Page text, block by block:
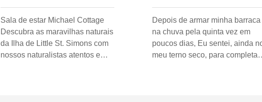
Sala de estar Michael Cottage
Descubra as maravilhas naturais
da Ilha de Little St. Simons com
nossos naturalistas atentos e
Depois de armar minha barraca
na chuva pela quinta vez em
poucos dias, Eu sentei, ainda
meu terno seco, para completar